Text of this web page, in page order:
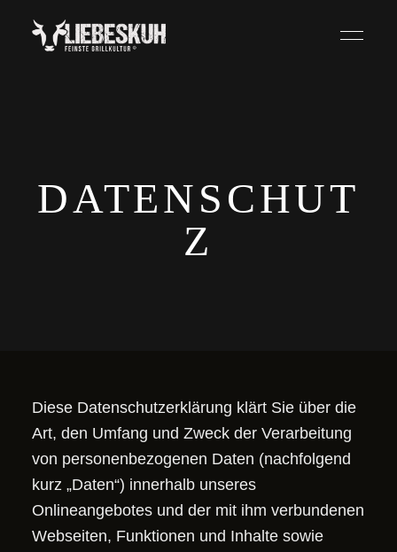
DATENSCHUT
Z
Diese Datenschutzerklärung klärt Sie über die
Art, den Umfang und Zweck der Verarbeitung
von personenbezogenen Daten (nachfolgend
kurz „Daten“) innerhalb unseres
Onlineangebotes und der mit ihm verbundenen
Webseiten, Funktionen und Inhalte sowie